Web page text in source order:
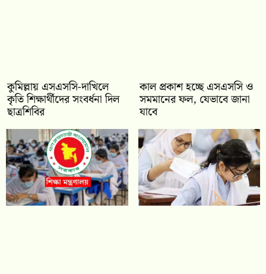
কুমিল্লায় এসএসসি-দাখিলে
কৃতি শিক্ষার্থীদের সংবর্ধনা দিল
ছাত্রশিবির
কাল প্রকাশ হচ্ছে এসএসসি ও
সমমানের ফল, যেভাবে জানা
যাবে